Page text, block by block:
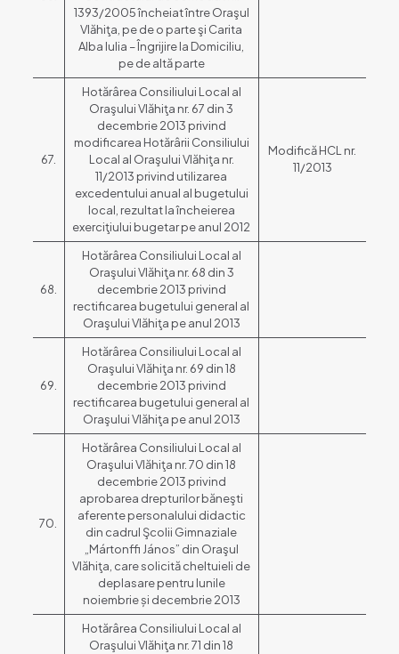
1393/2005 încheiat între Oraşul
Vlăhiţa, pe de o parte şi Carita
Alba Iulia – Îngrijire la Domiciliu,
pe de altă parte
67.
Hotărârea Consiliului Local al
Oraşului Vlăhiţa nr. 67 din 3
decembrie 2013 privind
modificarea Hotărârii Consiliului
Local al Oraşului Vlăhiţa nr.
11/2013 privind utilizarea
excedentului anual al bugetului
local, rezultat la încheierea
exerciţiului bugetar pe anul 2012
Modifică HCL nr.
11/2013
68.
Hotărârea Consiliului Local al
Oraşului Vlăhiţa nr. 68 din 3
decembrie 2013 privind
rectificarea bugetului general al
Oraşului Vlăhiţa pe anul 2013
69.
Hotărârea Consiliului Local al
Oraşului Vlăhiţa nr. 69 din 18
decembrie 2013 privind
rectificarea bugetului general al
Oraşului Vlăhiţa pe anul 2013
70.
Hotărârea Consiliului Local al
Oraşului Vlăhiţa nr. 70 din 18
decembrie 2013 privind
aprobarea drepturilor băneşti
aferente personalului didactic
din cadrul Şcolii Gimnaziale
„Mártonffi János” din Oraşul
Vlăhiţa, care solicită cheltuieli de
deplasare pentru lunile
noiembrie și decembrie 2013
Hotărârea Consiliului Local al
Oraşului Vlăhiţa nr. 71 din 18